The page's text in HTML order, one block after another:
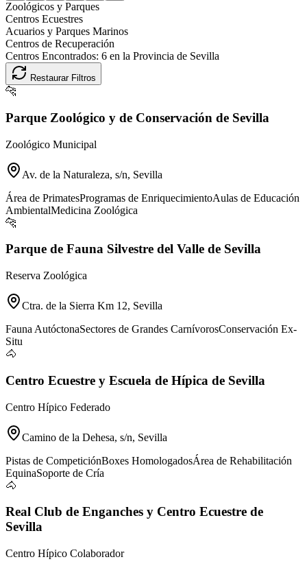
Zoológicos y Parques
Centros Ecuestres
Acuarios y Parques Marinos
Centros de Recuperación
Centros Encontrados: 6 en la Provincia de Sevilla
Restaurar Filtros
🐆
Parque Zoológico y de Conservación de Sevilla
Zoológico Municipal
Av. de la Naturaleza, s/n, Sevilla
Área de PrimatesProgramas de EnriquecimientoAulas de Educación
AmbientalMedicina Zoológica
🐆
Parque de Fauna Silvestre del Valle de Sevilla
Reserva Zoológica
Ctra. de la Sierra Km 12, Sevilla
Fauna AutóctonaSectores de Grandes CarnívorosConservación Ex-
Situ
🐴
Centro Ecuestre y Escuela de Hípica de Sevilla
Centro Hípico Federado
Camino de la Dehesa, s/n, Sevilla
Pistas de CompeticiónBoxes HomologadosÁrea de Rehabilitación
EquinaSoporte de Cría
🐴
Real Club de Enganches y Centro Ecuestre de
Sevilla
Centro Hípico Colaborador